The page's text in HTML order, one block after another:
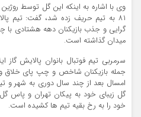
وی با اشاره به اینکه این گل توسط
۸۱ به تیم حریف زده شد، گفت: تیم
گرایی و جذب بازیکنان دهه هشتادی با
میدان گذاشته است.
سرمربی تیم فوتبال بانوان پالایش
جمله بازیکنان شاخص و چپ پای خلاق
امسال بعد از چند سال دوری به شهر و
گل زیبای خود به پیکان تهران و پاس
خود را به رخ بقیه تیم ها کشیده است.